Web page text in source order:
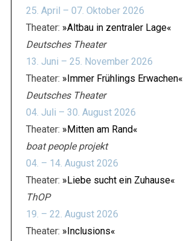
25. April – 07. Oktober 2026
Theater: »Altbau in zentraler Lage«
Deutsches Theater
13. Juni – 25. November 2026
Theater: »Immer Frühlings Erwachen«
Deutsches Theater
04. Juli – 30. August 2026
Theater: »Mitten am Rand«
boat people projekt
04. – 14. August 2026
Theater: »Liebe sucht ein Zuhause«
ThOP
19. – 22. August 2026
Theater: »Inclusions«